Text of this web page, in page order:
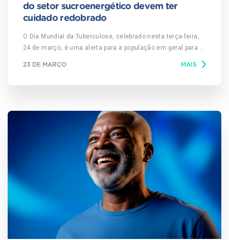
do setor sucroenergético devem ter
cuidado redobrado
O Dia Mundial da Tuberculose, celebrado nesta terça-feira,
24 de março, é uma alerta para a população em geral para o
infectologista Natal Santos da Silva, da Austa Clínicas.
Como a tuberculose é transmitida pelo ar, a aglomeração de
grande número de pessoas facilita muito a sua
transmissão. “A proximidade contínua dos trabalhadores,
por exemplo, no transporte em ônibus para o campo ou
mesmo entre a empresa e as moradias e em alojamentos
coletivos contribui para a transmissão, seja por gotículas
num espirro ou tosse ou mesmo ao inalar as partículas
presentes no ar”, explica o infectologista da Austa Clínicas.
O tabagismo e o alto consumo de bebidas alcoólicas
contribuem para a maior vulnerabilidade do sistema
23 DE MARÇO MAIS